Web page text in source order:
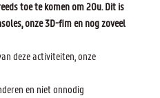
toe te komen om 20u. Dit is
onze 3D-fim en nog zoveel
deze activiteiten, onze
en niet onnodig